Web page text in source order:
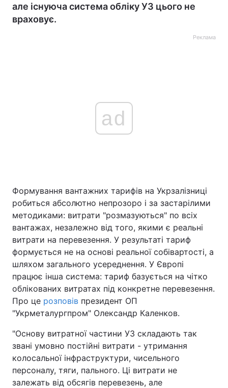
але існуюча система обліку УЗ цього не
враховує.
Реклама
ad
Формування вантажних тарифів на Укрзалізниці
робиться абсолютно непрозоро і за застарілими
методиками: витрати "розмазуються" по всіх
вантажах, незалежно від того, якими є реальні
витрати на перевезення. У результаті тариф
формується не на основі реальної собівартості, а
шляхом загального усереднення. У Європі
працює інша система: тариф базується на чітко
облікованих витратах під конкретне перевезення.
Про це розповів президент ОП
"Укрметалургпром" Олександр Каленков.
"Основу витратної частини УЗ складають так
звані умовно постійні витрати - утримання
колосальної інфраструктури, чисельного
персоналу, тяги, пального. Ці витрати не
залежать від обсягів перевезень, але